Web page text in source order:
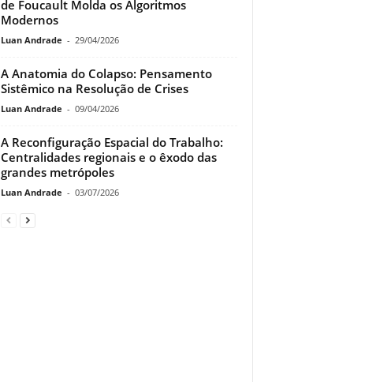
de Foucault Molda os Algoritmos
Modernos
Luan Andrade - 29/04/2026
A Anatomia do Colapso: Pensamento
Sistêmico na Resolução de Crises
Luan Andrade - 09/04/2026
A Reconfiguração Espacial do Trabalho:
Centralidades regionais e o êxodo das
grandes metrópoles
Luan Andrade - 03/07/2026